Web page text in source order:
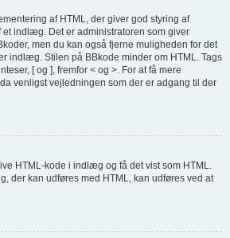
af HTML, der giver god styring af
et indlæg. Det er administratoren som giver
men du kan også fjerne muligheden for det
indlæg. Stilen på BBkode minder om HTML. Tags
[ og ], fremfor < og >. For at få mere
venligst vejledningen som der er adgang til der
HTML-kode i indlæg og få det vist som HTML.
der kan udføres med HTML, kan udføres ved at